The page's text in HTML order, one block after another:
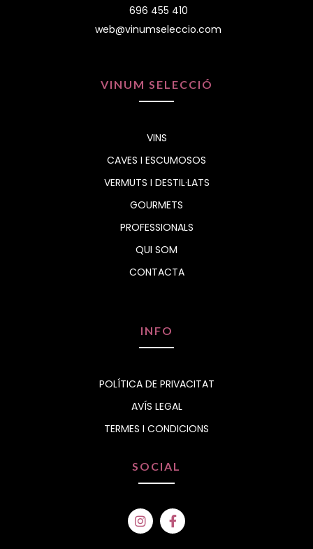
696 455 410
web@vinumseleccio.com
VINUM SELECCIÓ
VINS
CAVES I ESCUMOSOS
VERMUTS I DESTIL·LATS
GOURMETS
PROFESSIONALS
QUI SOM
CONTACTA
INFO
POLÍTICA DE PRIVACITAT
AVÍS LEGAL
TERMES I CONDICIONS
SOCIAL